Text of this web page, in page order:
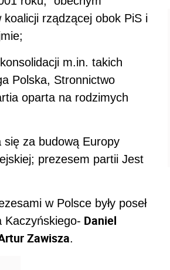
rządzącej obok PiS i
m.in. takich
Polska, Stronnictwo
oparta na rodzimych
się za budową Europy
prezesem partii Jest
w Polsce były poseł
Kaczyńskiego- Daniel
Zawisza.